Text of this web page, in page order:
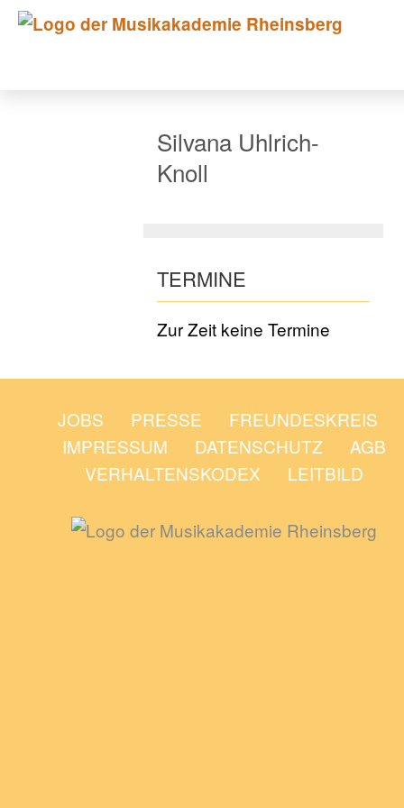
Silvana Uhlrich-
Knoll
TERMINE
Zur Zeit keine Termine
JOBS PRESSE
FREUNDESKREIS
IMPRESSUM
DATENSCHUTZ
AGB
VERHALTENSKODEX
LEITBILD